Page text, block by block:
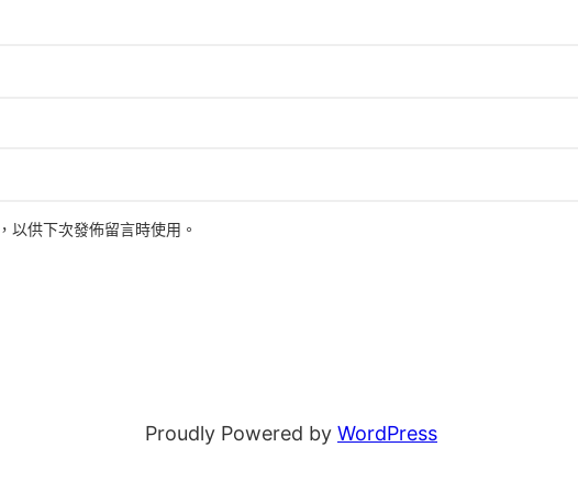
以供下次發佈留言時使用。
Proudly Powered by WordPress